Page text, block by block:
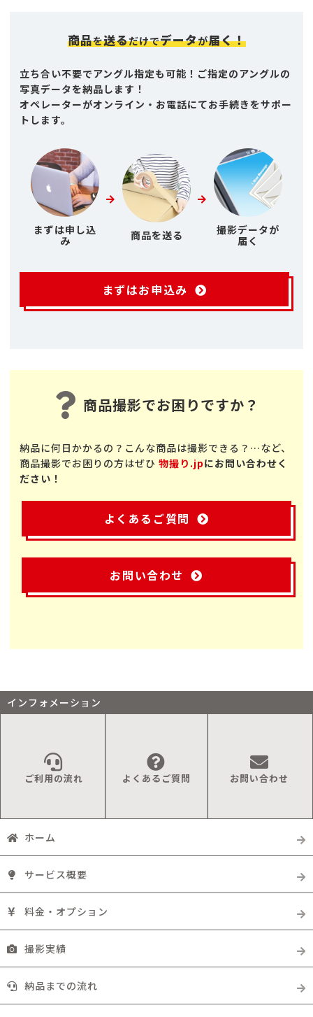
商品を送るだけでデータが届く！
立ち合い不要でアングル指定も可能！ご指定のアングルの
写真データを納品します！
オペレーターがオンライン・お電話にてお手続きをサポー
トします。
まずは申し込
み
商品を送る
撮影データが
届く
まずはお申込み
商品撮影でお困りですか？
納品に何日かかるの？こんな商品は撮影できる？…など、
商品撮影でお困りの方はぜひ 物撮り.jpにお問い合わせく
ださい！
よくあるご質問
お問い合わせ
インフォメーション
ご利用の流れ よくあるご質問 お問い合わせ
ホーム
サービス概要
料金・オプション
撮影実績
納品までの流れ